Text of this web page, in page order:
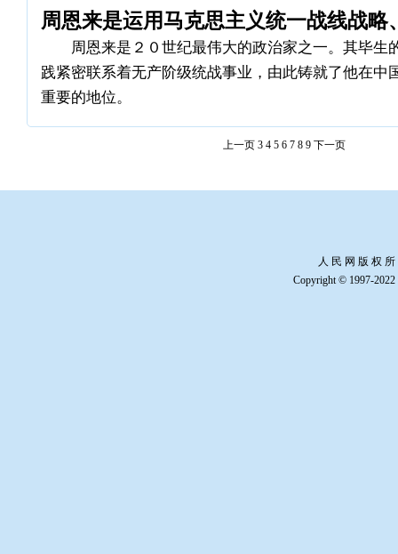
周恩来是运用马克思主义统一战线战略
周恩来是２０世纪最伟大的政治家之一。其毕生
践紧密联系着无产阶级统战事业，由此铸就了他在中
重要的地位。
上一页 3 4 5 6 7 8 9 下一页
人 民 网 版 权
Copyright © 1997-2022